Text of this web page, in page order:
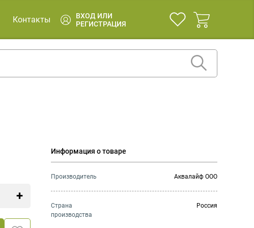
Контакты
ВХОД ИЛИ
РЕГИСТРАЦИЯ
Информация о товаре
Производитель Аквалайф ООО
Страна
производства
Россия